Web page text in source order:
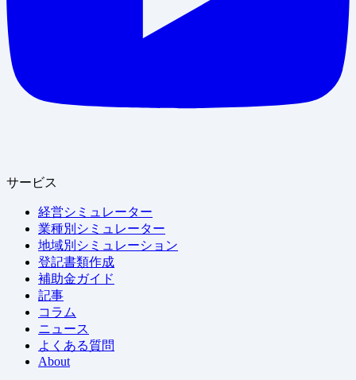
サービス
経営シミュレーター
業種別シミュレーター
地域別シミュレーション
登記書類作成
補助金ガイド
記事
コラム
ニュース
よくある質問
About